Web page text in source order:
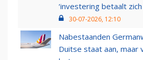
‘investering betaalt zich
30-07-2026, 12:10
Nabestaanden
Duitse staat aan, maar